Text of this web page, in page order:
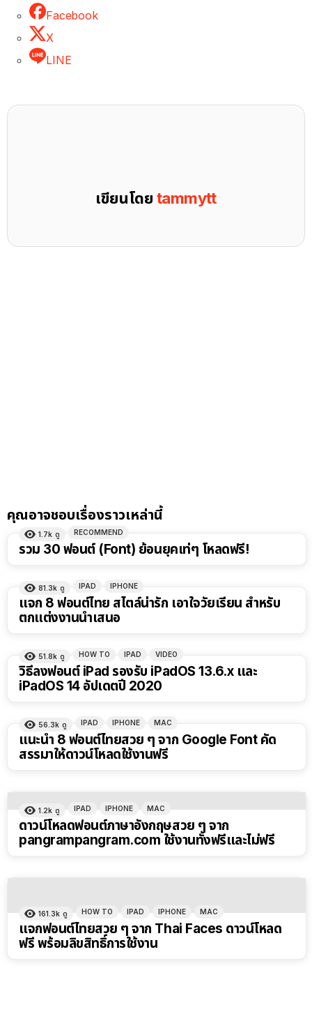
Facebook
X
LINE
เขียนโดย tammytt
คุณอาจชอบเรื่องราวเหล่านี้
1.7k ดู RECOMMEND
รวม 30 ฟอนต์ (Font) ย้อนยุคเท่ๆ โหลดฟรี!
81.3k ดู IPAD IPHONE
แจก 8 ฟอนต์ไทย สไตล์น่ารัก เอาใจวัยเรียน สำหรับ
ตกแต่งงานนำเสนอ
51.8k ดู HOW TO IPAD VIDEO
วิธีลงฟอนต์ iPad รองรับ iPadOS 13.6.x และ
iPadOS 14 อัปเดตปี 2020
56.3k ดู IPAD IPHONE MAC
แนะนำ 8 ฟอนต์ไทยสวย ๆ จาก Google Font คัด
สรรมาให้ดาวน์โหลดใช้งานฟรี
1.2k ดู IPAD IPHONE MAC
ดาวน์โหลดฟอนต์ภาษาอังกฤษสวย ๆ จาก
pangrampangram.com ใช้งานทั้งฟรีและไม่ฟรี
161.3k ดู HOW TO IPAD IPHONE MAC
แจกฟอนต์ไทยสวย ๆ จาก Thai Faces ดาวน์โหลด
ฟรี พร้อมลิขสิทธิ์การใช้งาน